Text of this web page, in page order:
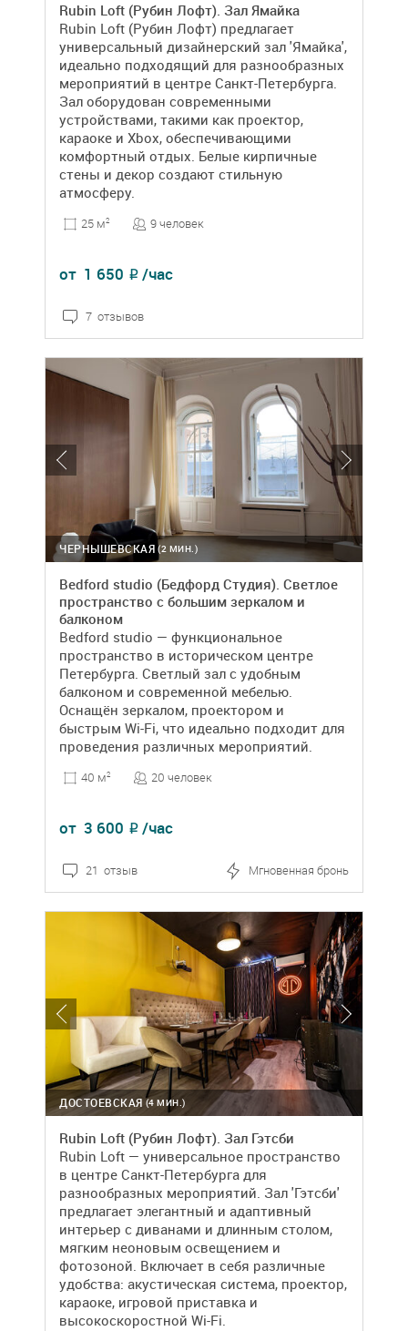
Rubin Loft (Рубин Лофт). Зал Ямайка
Rubin Loft (Рубин Лофт) предлагает
универсальный дизайнерский зал 'Ямайка',
идеально подходящий для разнообразных
мероприятий в центре Санкт-Петербурга.
Зал оборудован современными
устройствами, такими как проектор,
караоке и Xbox, обеспечивающими
комфортный отдых. Белые кирпичные
стены и декор создают стильную
атмосферу.
25 м2 9 человек
от 1 650 ₽ /час
7 отзывов
(2 МИН.)
ЧЕРНЫШЕВСКАЯ
Bedford studio (Бедфорд Студия). Светлое
пространство с большим зеркалом и
балконом
Bedford studio — функциональное
пространство в историческом центре
Петербурга. Светлый зал с удобным
балконом и современной мебелью.
Оснащён зеркалом, проектором и
быстрым Wi-Fi, что идеально подходит для
проведения различных мероприятий.
40 м2 20 человек
от 3 600 ₽ /час
21 отзыв Мгновенная бронь
(4 МИН.)
ДОСТОЕВСКАЯ
Rubin Loft (Рубин Лофт). Зал Гэтсби
Rubin Loft — универсальное пространство
в центре Санкт-Петербурга для
разнообразных мероприятий. Зал 'Гэтсби'
предлагает элегантный и адаптивный
интерьер с диванами и длинным столом,
мягким неоновым освещением и
фотозоной. Включает в себя различные
удобства: акустическая система, проектор,
караоке, игровой приставка и
высокоскоростной Wi-Fi.